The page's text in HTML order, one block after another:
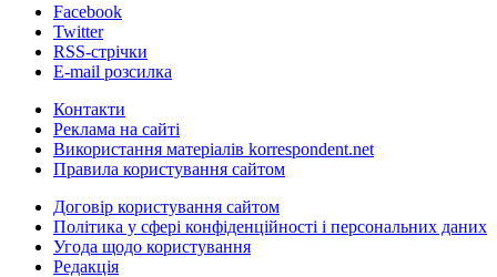
Facebook
Twitter
RSS-стрічки
E-mail розсилка
Контакти
Реклама на сайті
Використання матеріалів korrespondent.net
Правила користування сайтом
Договір користування сайтом
Політика у сфері конфіденційності і персональних даних
Угода щодо користування
Редакція